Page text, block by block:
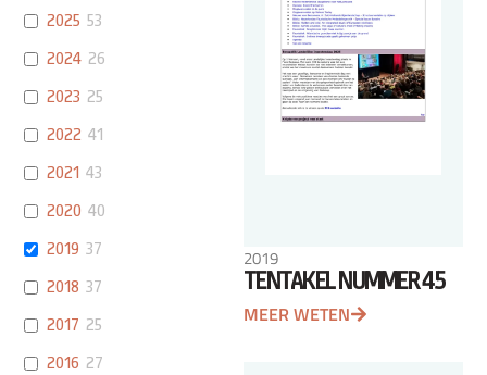
2025 53
2024 26
2023 25
2022 41
2021 43
2020 40
2019 37
2018 37
2017 25
2016 27
2019
TENTAKEL NUMMER 45
MEER WETEN